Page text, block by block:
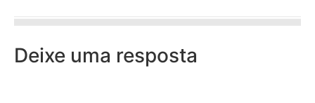
Deixe uma resposta